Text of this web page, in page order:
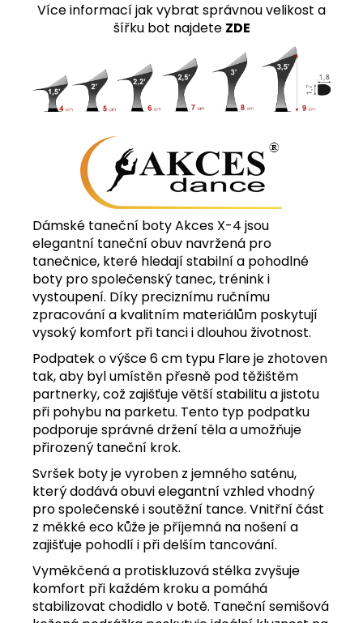
Více informací jak vybrat správnou velikost a
šířku bot najdete ZDE
Dámské taneční boty Akces X-4 jsou
elegantní taneční obuv navržená pro
tanečnice, které hledají stabilní a pohodlné
boty pro společenský tanec, trénink i
vystoupení. Díky preciznímu ručnímu
zpracování a kvalitním materiálům poskytují
vysoký komfort při tanci i dlouhou životnost.
Podpatek o výšce 6 cm typu Flare je zhotoven
tak, aby byl umístěn přesně pod těžištěm
partnerky, což zajišťuje větší stabilitu a jistotu
při pohybu na parketu. Tento typ podpatku
podporuje správné držení těla a umožňuje
přirozený taneční krok.
Svršek boty je vyroben z jemného saténu,
který dodává obuvi elegantní vzhled vhodný
pro společenské i soutěžní tance. Vnitřní část
z měkké eco kůže je příjemná na nošení a
zajišťuje pohodlí i při delším tancování.
Vyměkčená a protiskluzová stélka zvyšuje
komfort při každém kroku a pomáhá
stabilizovat chodidlo v botě. Taneční semišová